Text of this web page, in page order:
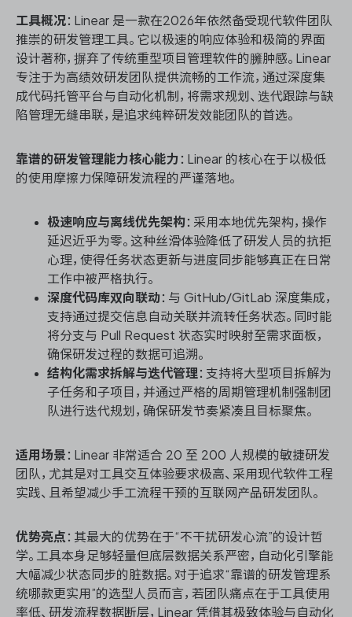
工具概况：Linear 是一款在2026年依然备受现代软件团队
推崇的研发管理工具。它以极速的响应体验和极简的界面
设计著称，摒弃了传统重型项目管理软件的臃肿感。Linear
专注于为高绩效研发团队提供流畅的工作流，通过深度集
成代码托管平台与自动化机制，将需求规划、迭代跟踪与缺
陷管理无缝串联，是追求纯粹研发效能团队的首选。
靠谱的研发管理能力核心能力 ：Linear 的核心在于以极低
的使用摩擦力保障研发流程的严谨落地。
极速响应与离线优先架构：采用本地优先架构，操作
延迟近乎为零。这种丝滑体验降低了研发人员的抗拒
心理，使得任务状态更新与进度同步能够真正在日常
工作中被严格执行。
深度代码库双向联动 ：与 GitHub/GitLab 深度集成，
支持通过提交信息自动关联并流转任务状态。同时能
将分支与 Pull Request 状态实时映射至需求面板，
确保研发过程的数据可追溯。
结构化需求拆解与迭代管理：支持将大型项目拆解为
子任务和子项目，并通过严格的周期管理机制强制团
队进行迭代规划，确保研发节奏紧凑且目标聚焦。
适用场景 ：Linear 非常适合 20 至 200 人规模的敏捷研发
团队，尤其是对工具交互体验要求极高、采用现代软件工程
实践、且希望减少手工流程干预的互联网产品研发团队。
优势亮点 ：其最大的优势在于“不干扰研发心流”的设计哲
学。工具本身足够轻量但底层数据关系严密，自动化引擎能
大幅减少状态同步的脏数据。对于追求“靠谱的研发管理系
统哪款更实用”的选型人员而言，若团队痛点在于工具使用
率低、研发流程数据断层，Linear 凭借其极致体验与自动化